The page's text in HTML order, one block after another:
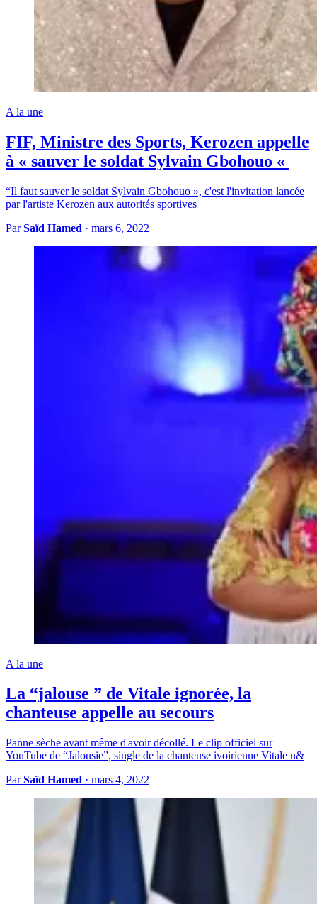
A la une
FIF, Ministre des Sports, Kerozen appelle
à « sauver le soldat Sylvain Gbohouo «
“Il faut sauver le soldat Sylvain Gbohouo », c'est l'invitation lancée
par l'artiste Kerozen aux autorités sportives
ParSaïd Hamed · mars 6, 2022
A la une
La “jalouse ” de Vitale ignorée, la
chanteuse appelle au secours
Panne sèche avant même d'avoir décollé. Le clip officiel sur
YouTube de “Jalousie”, single de la chanteuse ivoirienne Vitale n&
ParSaïd Hamed · mars 4, 2022